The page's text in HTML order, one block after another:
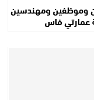
وموظفين ومهندسين
عمارتي فاس